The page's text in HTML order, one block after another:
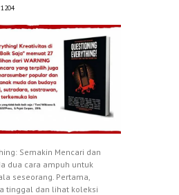
1204
Semakin Mencari dan
dua cara ampuh untuk
seseorang. Pertama,
tinggal dan lihat koleksi